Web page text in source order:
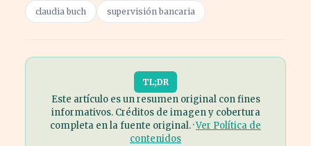
claudia buch supervisión bancaria
TL;DR
Este artículo es un resumen original con fines
informativos. Créditos de imagen y cobertura
completa en la fuente original. ·Ver Política de
contenidos